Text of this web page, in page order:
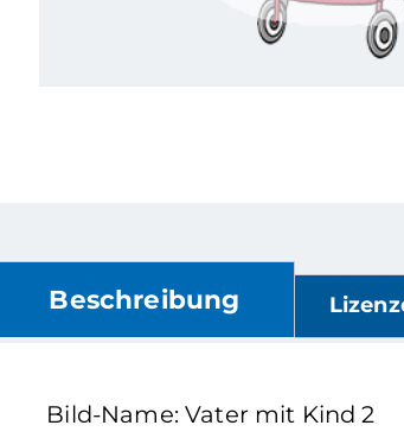
Beschreibung
Bild-Name: Vater mit Kind 2